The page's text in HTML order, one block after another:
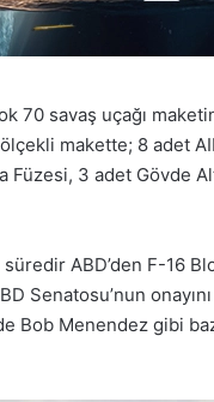
70 savaş uçağı
makette; 8 adet
3 adet Gövde
ABD’den F-16
Senatosu’nun
Bob Menendez gibi